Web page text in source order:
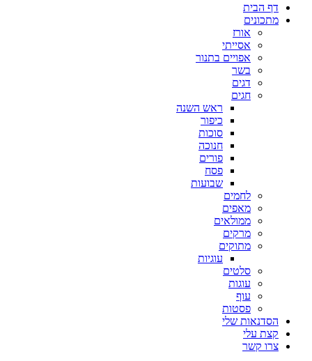
דף הבית
מתכונים
אורז
אסייתי
אפויים בתנור
בשר
דגים
חגים
ראש השנה
כיפור
סוכות
חנוכה
פורים
פסח
שבועות
לחמים
מאפים
ממולאים
מרקים
מתוקים
עוגיות
סלטים
עוגות
עוף
פסטות
הסדנאות שלי
קצת עלי
צרו קשר